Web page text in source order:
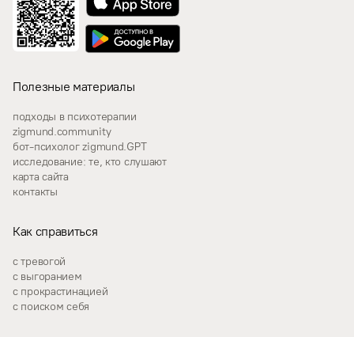
Полезные материалы
подходы в психотерапии
zigmund.community
бот-психолог zigmund.GPT
исследование: те, кто слушают
карта сайта
контакты
Как справиться
с тревогой
с выгоранием
с прокрастинацией
с поиском себя